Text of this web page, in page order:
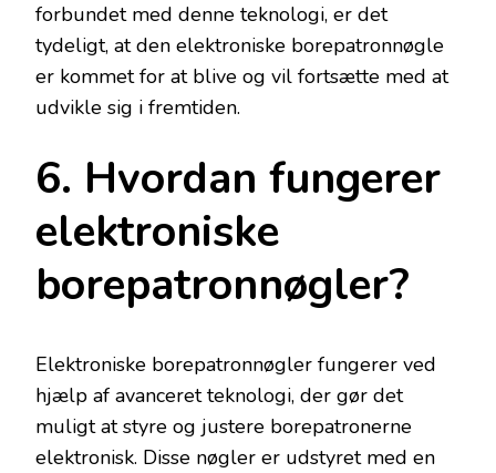
forbundet med denne teknologi, er det
tydeligt, at den elektroniske borepatronnøgle
er kommet for at blive og vil fortsætte med at
udvikle sig i fremtiden.
6. Hvordan fungerer
elektroniske
borepatronnøgler?
Elektroniske borepatronnøgler fungerer ved
hjælp af avanceret teknologi, der gør det
muligt at styre og justere borepatronerne
elektronisk. Disse nøgler er udstyret med en